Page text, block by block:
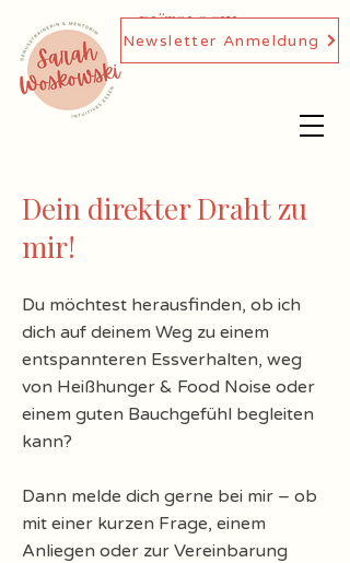
DIÄTOLOGIN,
GENUSSTRAINERIN
Newsletter Anmeldung
Dein direkter Draht zu
mir!
Du möchtest herausfinden, ob ich
dich auf deinem Weg zu einem
entspannteren Essverhalten, weg
von Heißhunger & Food Noise oder
einem guten Bauchgefühl begleiten
kann?
Dann melde dich gerne bei mir – ob
mit einer kurzen Frage, einem
Anliegen oder zur Vereinbarung